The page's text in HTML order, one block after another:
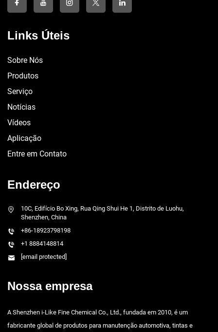
Links Úteis
Sobre Nós
Produtos
Serviço
Notícias
Vídeos
Aplicação
Entre em Contato
Endereço
10C, Edifício Bo Xing, Rua Qing Shui He 1, Distrito de Luohu,
Shenzhen, China
+86-18923798198
+1 8884148814
[email protected]
Nossa empresa
A Shenzhen i-Like Fine Chemical Co., Ltd., fundada em 2010, é um
fabricante global de produtos para manutenção automotiva, tintas e